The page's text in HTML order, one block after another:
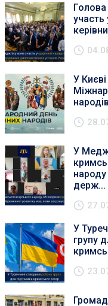
участь
У
У
держ...
У
групу